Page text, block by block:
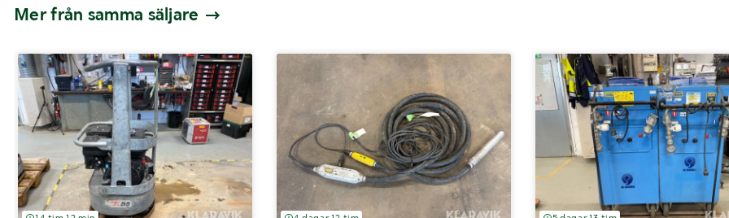
Mer från samma säljare